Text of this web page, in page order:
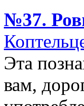
№37.
Эта
вам,